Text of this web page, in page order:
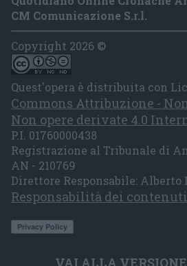
CM Comunicazione S.r.l.
Copyright 2026 ©
Quest'opera è distribuita con
Commons Attribuzione -
Non opere derivate 4.0
P.I. 01760000438
Registrazione al Tribunale di
AN - 210769
Direttore Responsabile: Alberto
Responsabilità dei contenuti
VAI ALLA